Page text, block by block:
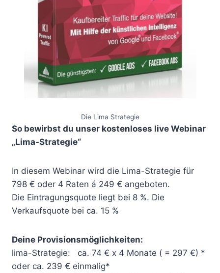
Die Lima Strategie
So bewirbst du unser kostenloses live Webinar
„Lima-Strategie“
In diesem Webinar wird die Lima-Strategie für
798 € oder 4 Raten á 249 € angeboten.
Die Eintragungsquote liegt bei 8 %. Die
Verkaufsquote bei ca. 15 %
Deine Provisionsmöglichkeiten:
lima-Strategie: ca. 74 € x 4 Monate ( = 297 €) *
oder ca. 239 € einmalig*